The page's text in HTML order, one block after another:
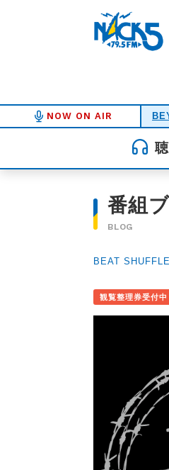
NOW ON AIR
番組
BLOG
BEAT SHUFFLE
観覧整理券受付中